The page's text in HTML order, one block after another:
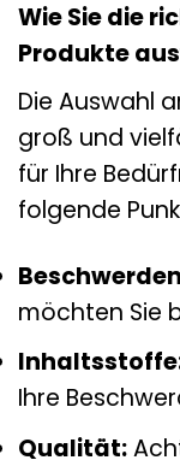
Wie Sie die
Produkte
Die Auswahl
groß und
für Ihre
folgende
möchten Sie
Ihre
Qualität: